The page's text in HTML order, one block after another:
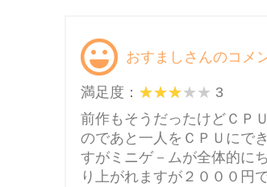
おすましさんのコメ
満足度：
3
前作もそうだったけどＣＰ
のであと一人をＣＰＵにで
すがミニゲ－ムが全体的に
り上がれますが２０００円